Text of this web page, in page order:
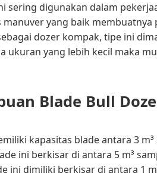
sering digunakan dalam
manuver yang baik
dozer kompak, tipe ini
ukuran yang lebih kecil maka
Blade Bull
kapasitas blade antara 3 m³
ini berkisar di antara 5 m³
ini dimiliki berkisar di antara 1